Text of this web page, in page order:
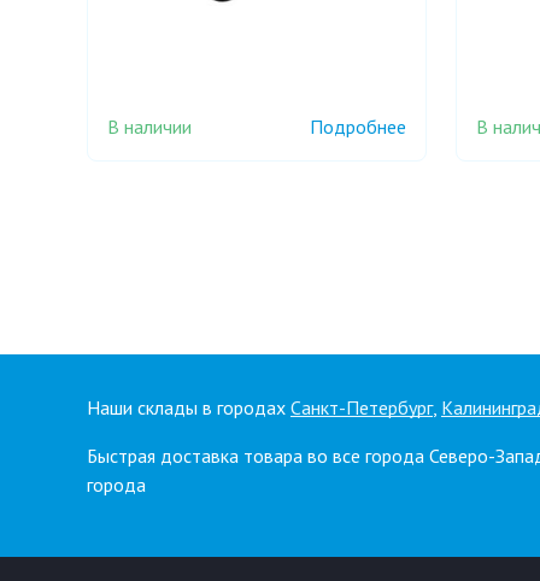
В наличии Подробнее В
Наши склады в городах Санкт-Петербург,
Быстрая доставка товара во все города Северо-
города